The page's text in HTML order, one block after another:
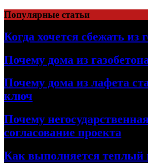
Перейти
к
содержимому
Популярные статьи
Когда хочется сбежать
Почему дома из
Почему дома из лафета
ключ
Почему
согласование проекта
Как выполняется теплый